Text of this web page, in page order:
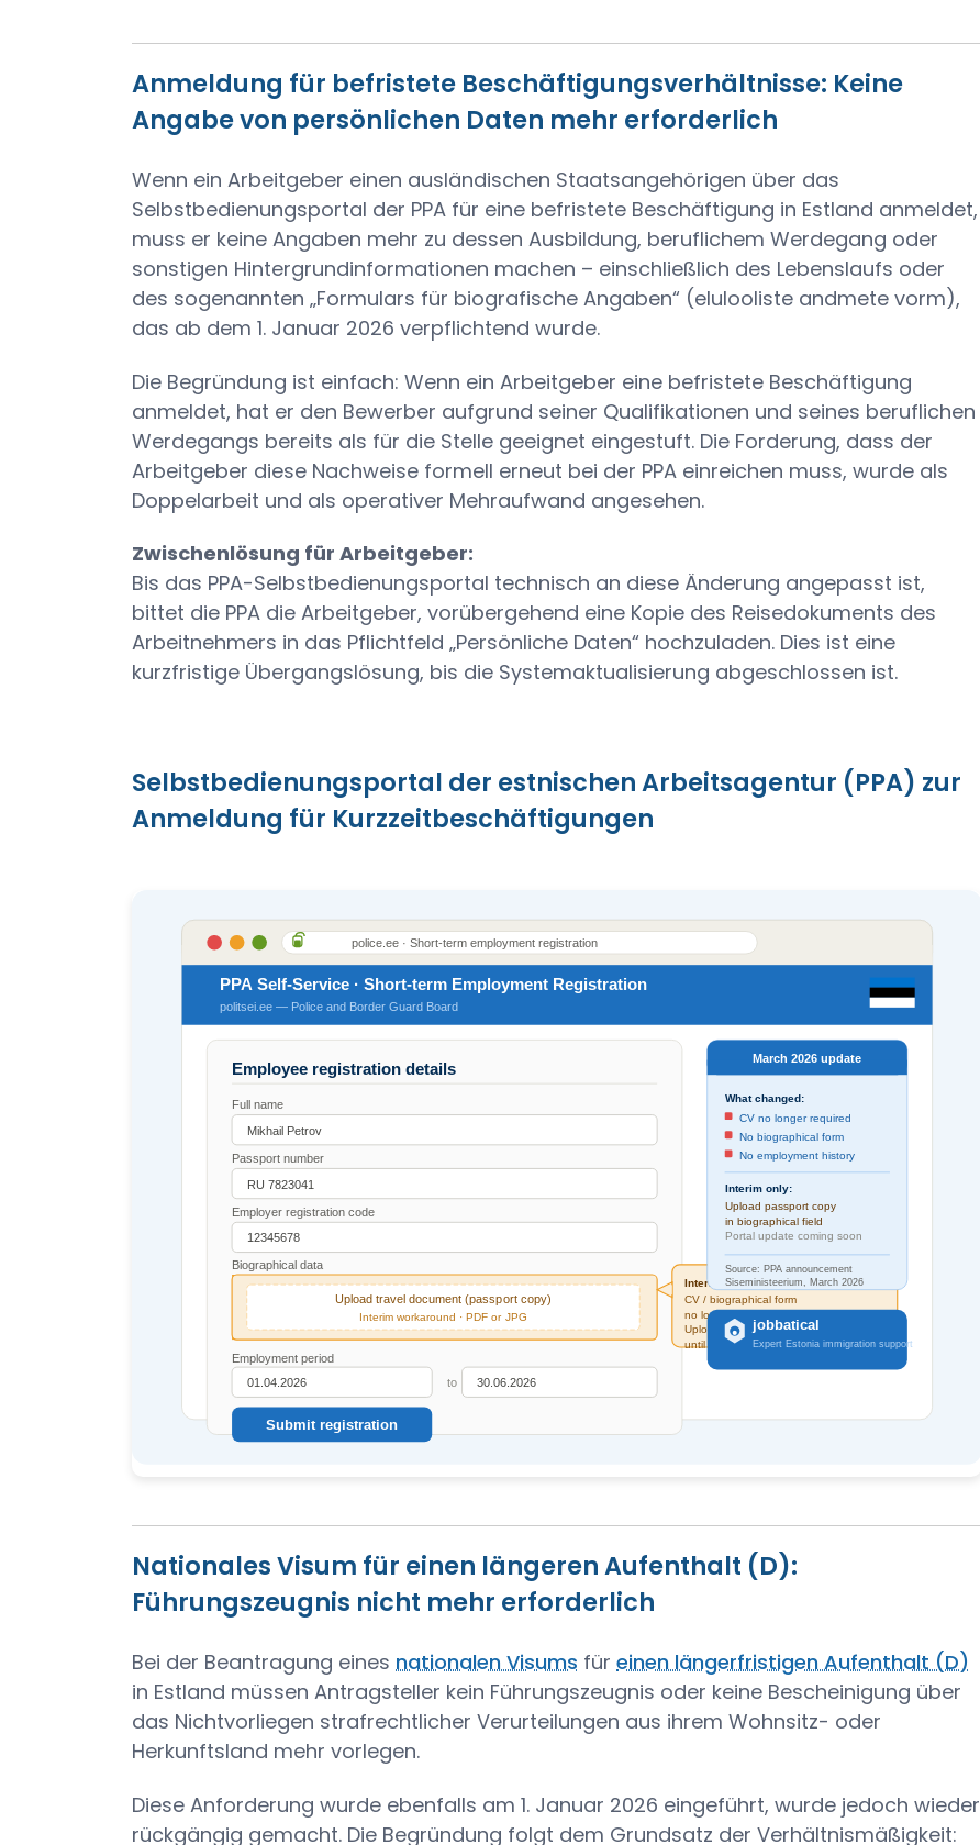
Anmeldung für befristete Beschäftigungsverhältnisse: Keine
Angabe von persönlichen Daten mehr erforderlich
Wenn ein Arbeitgeber einen ausländischen Staatsangehörigen über das
Selbstbedienungsportal der PPA für eine befristete Beschäftigung in Estland anmeldet,
muss er keine Angaben mehr zu dessen Ausbildung, beruflichem Werdegang oder
sonstigen Hintergrundinformationen machen – einschließlich des Lebenslaufs oder
des sogenannten „Formulars für biografische Angaben“ (elulooliste andmete vorm),
das ab dem 1. Januar 2026 verpflichtend wurde.
Die Begründung ist einfach: Wenn ein Arbeitgeber eine befristete Beschäftigung
anmeldet, hat er den Bewerber aufgrund seiner Qualifikationen und seines beruflichen
Werdegangs bereits als für die Stelle geeignet eingestuft. Die Forderung, dass der
Arbeitgeber diese Nachweise formell erneut bei der PPA einreichen muss, wurde als
Doppelarbeit und als operativer Mehraufwand angesehen.
Zwischenlösung für Arbeitgeber:
Bis das PPA-Selbstbedienungsportal technisch an diese Änderung angepasst ist,
bittet die PPA die Arbeitgeber, vorübergehend eine Kopie des Reisedokuments des
Arbeitnehmers in das Pflichtfeld „Persönliche Daten“ hochzuladen. Dies ist eine
kurzfristige Übergangslösung, bis die Systemaktualisierung abgeschlossen ist.
Selbstbedienungsportal der estnischen Arbeitsagentur (PPA) zur
Anmeldung für Kurzzeitbeschäftigungen
Nationales Visum für einen längeren Aufenthalt (D):
Führungszeugnis nicht mehr erforderlich
Bei der Beantragung einesnationalen Visums füreinen längerfristigen Aufenthalt (D)
in Estland müssen Antragsteller kein Führungszeugnis oder keine Bescheinigung über
das Nichtvorliegen strafrechtlicher Verurteilungen aus ihrem Wohnsitz- oder
Herkunftsland mehr vorlegen.
Diese Anforderung wurde ebenfalls am 1. Januar 2026 eingeführt, wurde jedoch wieder
rückgängig gemacht. Die Begründung folgt dem Grundsatz der Verhältnismäßigkeit: